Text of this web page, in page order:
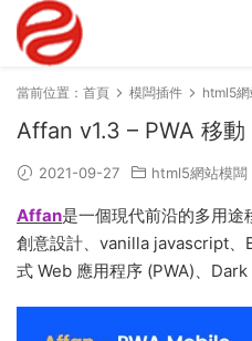
當前位置： 首頁 模闆插件 html5
Affan v1.3 – PWA 移
2021-09-27 html5網站模闆
Affan是一個現代前沿的多用途
創意設計、vanilla javascript
式 Web 應用程序 (PWA)、Dark